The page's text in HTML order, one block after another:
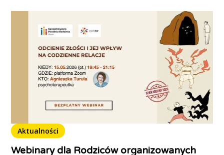
Aktualności
Webinary dla Rodziców organizowanych